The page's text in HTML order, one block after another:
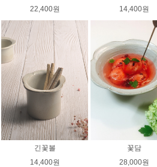
22,400원
14,400원
긴꽃볼
14,400원
꽃담
28,000원